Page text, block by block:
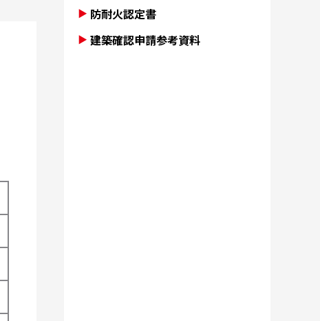
防耐火認定書
建築確認申請参考資料